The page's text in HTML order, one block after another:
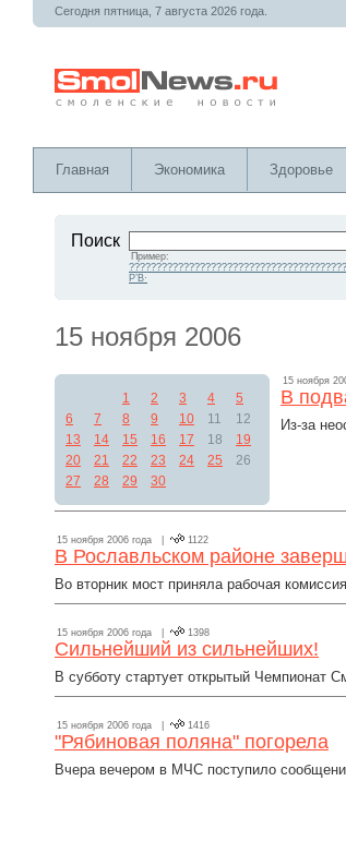
Сегодня пятница, 7 августа 2026 года.
Главная Экономика Здоровье
Поиск
Пример:
Р’В·
15 ноября 2006
1 2 3 4
5
6
7 8 9 10 11
12
13
14 15 16 17 18
19
20
21 22 23 24 25
26
27
28 29 30
15 ноября
В
Из-за
15 ноября 2006 года | 1122
В Рославльском районе
Во вторник мост приняла рабочая
15 ноября 2006 года | 1398
Сильнейший из сильнейших!
В субботу стартует открытый Чемпионат
15 ноября 2006 года | 1416
"Рябиновая поляна" погорела
Вчера вечером в МЧС поступило